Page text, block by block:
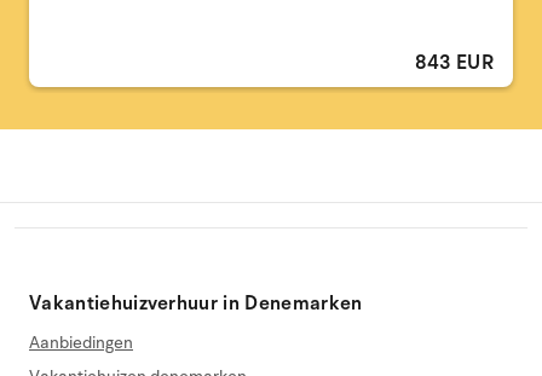
843 EUR
Vakantiehuizverhuur in Denemarken
Aanbiedingen